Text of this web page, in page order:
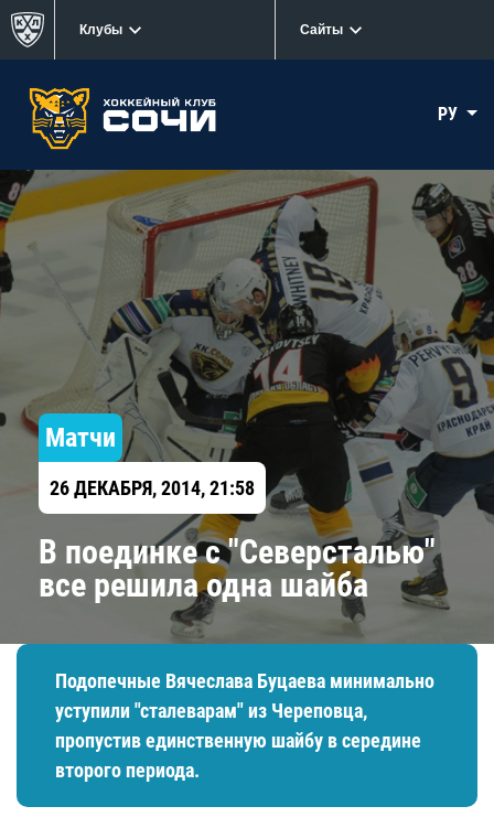
Клубы Сайты
РУ
Матчи
26 ДЕКАБРЯ, 2014, 21:58
В поединке с "Северсталью"
все решила одна шайба
Подопечные Вячеслава Буцаева минимально
уступили "сталеварам" из Череповца,
пропустив единственную шайбу в середине
второго периода.